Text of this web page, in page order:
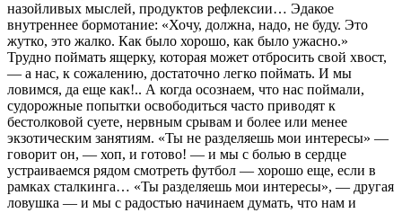
назойливых мыслей, продуктов рефлексии… Эдакое
внутреннее бормотание: «Хочу, должна, надо, не буду. Это
жутко, это жалко. Как было хорошо, как было ужасно.»
Трудно поймать ящерку, которая может отбросить свой хвост,
— а нас, к сожалению, достаточно легко поймать. И мы
ловимся, да еще как!.. А когда осознаем, что нас поймали,
судорожные попытки освободиться часто приводят к
бестолковой суете, нервным срывам и более или менее
экзотическим занятиям. «Ты не разделяешь мои интересы» —
говорит он, — хоп, и готово! — и мы с болью в сердце
устраиваемся рядом смотреть футбол — хорошо еще, если в
рамках сталкинга… «Ты разделяешь мои интересы», — другая
ловушка — и мы с радостью начинаем думать, что нам и